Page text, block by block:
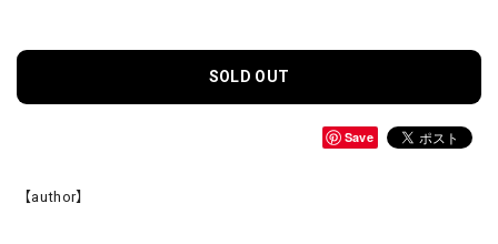
SOLD OUT
Save
【author】